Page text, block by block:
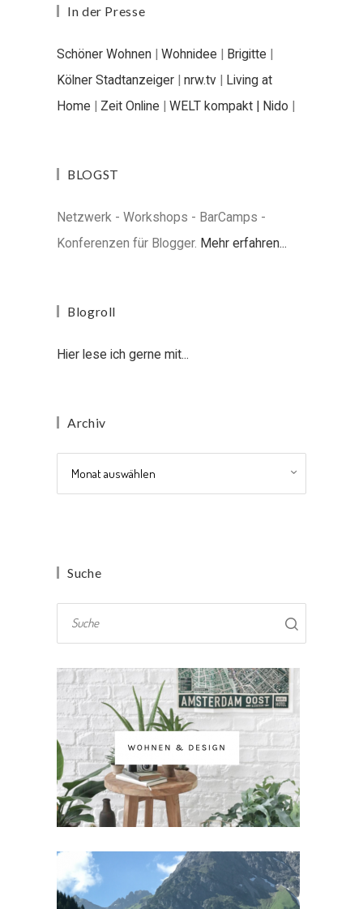
In der Presse
Schöner Wohnen Wohnidee Brigitte
Kölner Stadtanzeiger
nrw.tv
Living at
Home
Zeit Online WELT kompakt | Nido
BLOGST
Netzwerk - Workshops - BarCamps -
Konferenzen für Blogger. Mehr erfahren...
Blogroll
Hier lese ich gerne mit...
Archiv
Suche